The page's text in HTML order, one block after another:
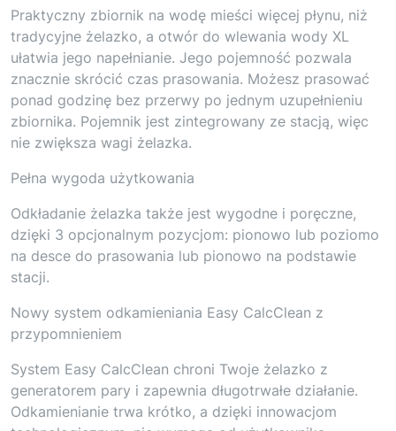
Praktyczny zbiornik na wodę mieści więcej płynu, niż
tradycyjne żelazko, a otwór do wlewania wody XL
ułatwia jego napełnianie. Jego pojemność pozwala
znacznie skrócić czas prasowania. Możesz prasować
ponad godzinę bez przerwy po jednym uzupełnieniu
zbiornika. Pojemnik jest zintegrowany ze stacją, więc
nie zwiększa wagi żelazka.
Pełna wygoda użytkowania
Odkładanie żelazka także jest wygodne i poręczne,
dzięki 3 opcjonalnym pozycjom: pionowo lub poziomo
na desce do prasowania lub pionowo na podstawie
stacji.
Nowy system odkamieniania Easy CalcClean z
przypomnieniem
System Easy CalcClean chroni Twoje żelazko z
generatorem pary i zapewnia długotrwałe działanie.
Odkamienianie trwa krótko, a dzięki innowacjom